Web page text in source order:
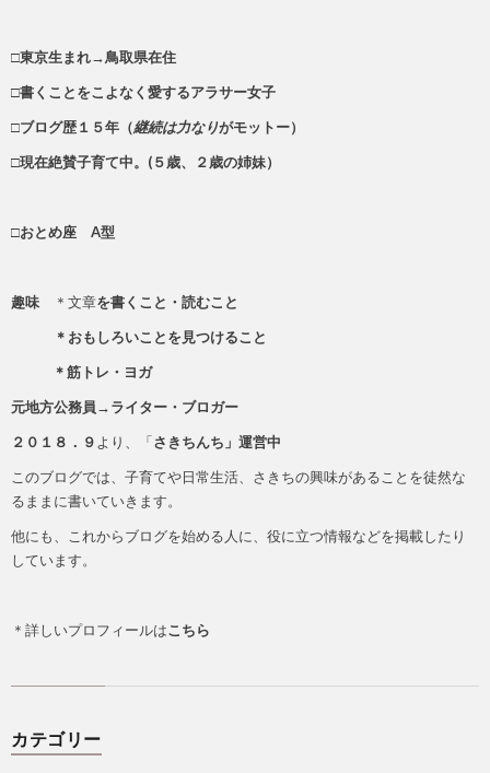
□東京生まれ→鳥取県在住
□書くことをこよなく愛するアラサー女子
□ブログ歴１５年（継続は力なりがモットー）
□現在絶賛子育て中。(５歳、２歳の姉妹）
□おとめ座 A型
趣味 ＊文章を書くこと・読むこと
＊おもしろいことを見つけること
＊筋トレ・ヨガ
元地方公務員→ライター・ブロガー
２０１８．９より、「さきちんち」運営中
このブログでは、子育てや日常生活、さきちの興味があることを徒然な
るままに書いていきます。
他にも、これからブログを始める人に、役に立つ情報などを掲載したり
しています。
＊詳しいプロフィールはこちら
カテゴリー